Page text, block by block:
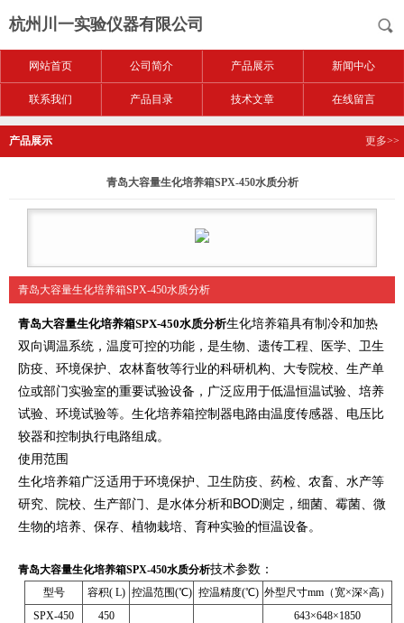
杭州川一实验仪器有限公司
网站首页 公司简介 产品展示 新闻中心
联系我们 产品目录 技术文章 在线留言
产品展示 更多>>
青岛大容量生化培养箱SPX-450水质分析
青岛大容量生化培养箱SPX-450水质分析
青岛大容量生化培养箱SPX-450水质分析生化培养箱具有制冷和加热
双向调温系统，温度可控的功能，是生物、遗传工程、医学、卫生
防疫、环境保护、农林畜牧等行业的科研机构、大专院校、生产单
位或部门实验室的重要试验设备，广泛应用于低温恒温试验、培养
试验、环境试验等。生化培养箱控制器电路由温度传感器、电压比
较器和控制执行电路组成。
使用范围
生化培养箱广泛适用于环境保护、卫生防疫、药检、农畜、水产等
研究、院校、生产部门、是水体分析和BOD测定，细菌、霉菌、微
生物的培养、保存、植物栽培、育种实验的恒温设备。
青岛大容量生化培养箱SPX-450水质分析技术参数：
型号 容积( L) 控温范围(℃) 控温精度(℃) 外型尺寸mm（宽×深×高）
SPX-450
450
643×648×1850